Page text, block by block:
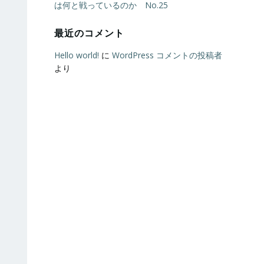
は何と戦っているのか No.25
最近のコメント
Hello world! に WordPress コメントの投稿者
より